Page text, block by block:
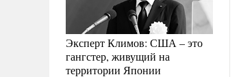
Эксперт Климов: США – это
гангстер, живущий на
территории Японии